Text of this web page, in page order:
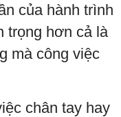
của hành trình
trọng hơn cả là
mà công việc
chân tay hay